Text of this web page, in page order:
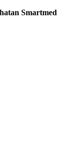
Smartmed